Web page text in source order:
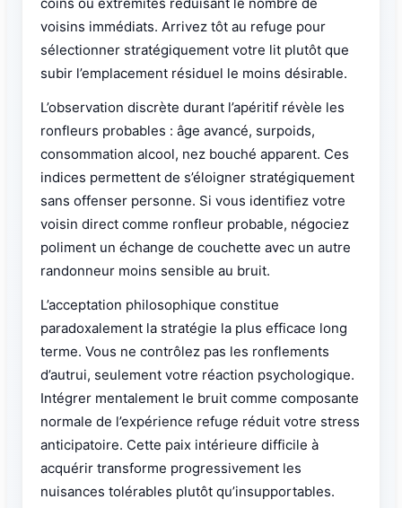
voisins immédiats. Arrivez tôt au refuge pour
sélectionner stratégiquement votre lit plutôt que
subir l’emplacement résiduel le moins désirable.
L’observation discrète durant l’apéritif révèle les
ronfleurs probables : âge avancé, surpoids,
consommation alcool, nez bouché apparent. Ces
indices permettent de s’éloigner stratégiquement
sans offenser personne. Si vous identifiez votre
voisin direct comme ronfleur probable, négociez
poliment un échange de couchette avec un autre
randonneur moins sensible au bruit.
L’acceptation philosophique constitue
paradoxalement la stratégie la plus efficace long
terme. Vous ne contrôlez pas les ronflements
d’autrui, seulement votre réaction psychologique.
Intégrer mentalement le bruit comme composante
normale de l’expérience refuge réduit votre stress
anticipatoire. Cette paix intérieure difficile à
acquérir transforme progressivement les
nuisances tolérables plutôt qu’insupportables.